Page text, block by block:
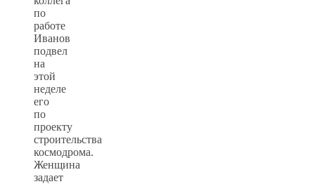
по
работе
Иванов
подвел
на
этой
неделе
его
по
проекту
строительства
космодрома.
Женщина
задает